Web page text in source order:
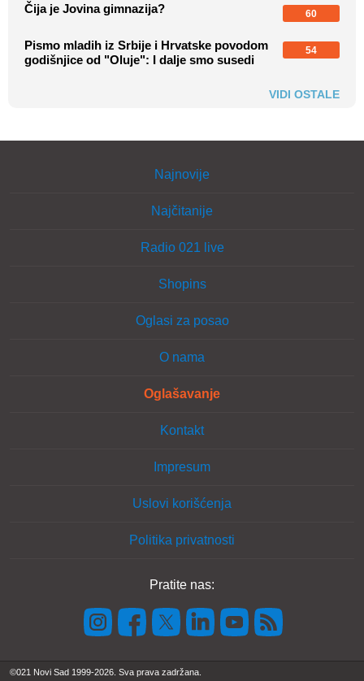
Čija je Jovina gimnazija? 60
Pismo mladih iz Srbije i Hrvatske povodom
godišnjice od "Oluje": I dalje smo susedi
54
VIDI OSTALE
Najnovije
Najčitanije
Radio 021 live
Shopins
Oglasi za posao
O nama
Oglašavanje
Kontakt
Impresum
Uslovi korišćenja
Politika privatnosti
Pratite nas:
©021 Novi Sad 1999-2026. Sva prava zadržana.